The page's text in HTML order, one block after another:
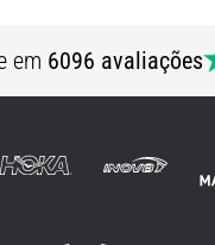
em 6096 avaliações